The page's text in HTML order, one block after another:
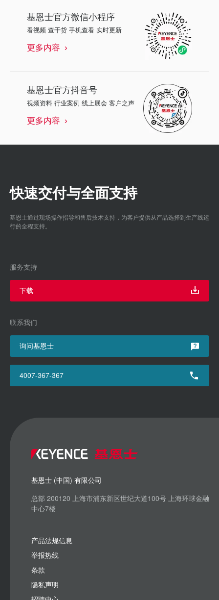
基恩士官方微信小程序
看视频 查干货 手机查看 实时更新
更多内容
基恩士官方抖音号
视频资料 行业案例 线上展会 客户之声
更多内容
快速交付与全面支持
基恩士通过现场操作指导和售后技术支持，为客户提供从产品选择到生产线运
行的全程支持。
服务支持
下载
联系我们
询问基恩士
4007-367-367
基恩士 (中国) 有限公司
总部 200120 上海市浦东新区世纪大道100号 上海环球金融
中心7楼
产品法规信息
举报热线
条款
隐私声明